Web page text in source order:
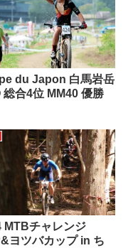
du Japon 白馬岩岳
総合4位 MM40 優勝
MTBチャレンジ
ヨツバカップ in ち